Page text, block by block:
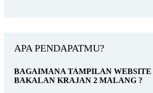
APA PENDAPATMU?
BAGAIMANA TAMPILAN WEBSITE
BAKALAN KRAJAN 2 MALANG ?